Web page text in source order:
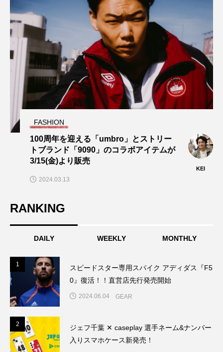
FASHION
100周年を迎える「umbro」とストリー
トブランド「9090」のコラボアイテムが
3/15(金)より販売
KEI
2024.03.13
RANKING
DAILY WEEKLY MONTHLY
1
スピードスター専用スパイク アディダス『F5
0』復活！！直営店先行発売開始
2024.06.04 GEAR
2
ジェフ千葉 ✕ caseplay 選手ネーム&ナンバー
入りスマホケース新発売！